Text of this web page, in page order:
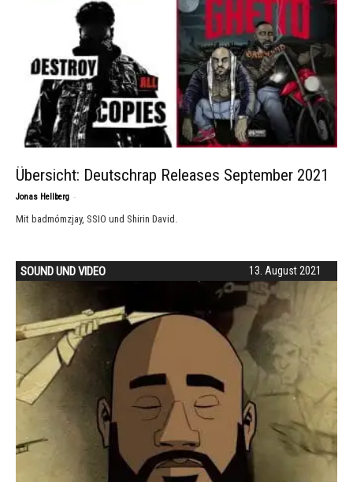
Übersicht: Deutschrap Releases September 2021
Jonas Hellberg -
Mit badmómzjay, SSIO und Shirin David.
13. August 2021
SOUND UND VIDEO